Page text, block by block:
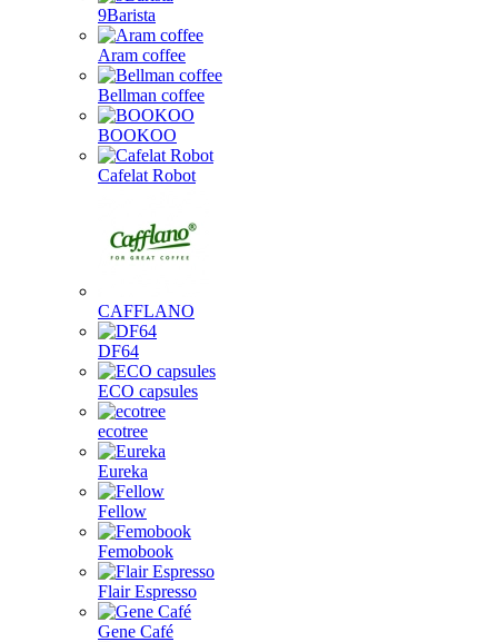
9Barista
Aram coffee
Bellman coffee
BOOKOO
Cafelat Robot
CAFFLANO
DF64
ECO capsules
ecotree
Eureka
Fellow
Femobook
Flair Espresso
Gene Café